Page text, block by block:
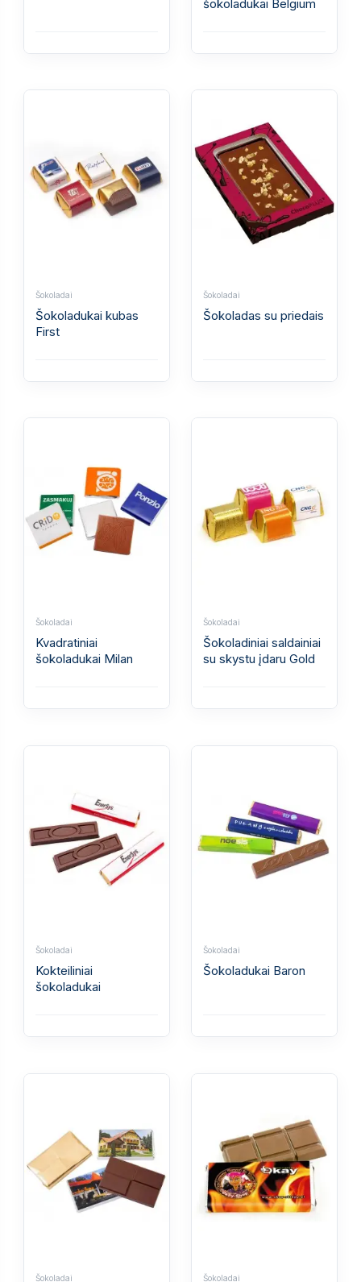
šokoladukai Belgium
Šokoladai
Šokoladukai kubas
First
Šokoladai
Šokoladas su priedais
Šokoladai
Kvadratiniai
šokoladukai Milan
Šokoladai
Šokoladiniai saldainiai
su skystu įdaru Gold
Šokoladai
Kokteiliniai
šokoladukai
Šokoladai
Šokoladukai Baron
Šokoladai Šokoladai